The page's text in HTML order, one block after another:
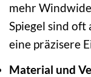
mehr
Spiegel sind
eine präzisere
Material und